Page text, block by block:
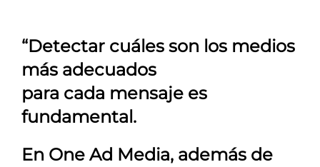
“Detectar cuáles son los medios
más adecuados
para cada mensaje es
fundamental.
En One Ad Media, además de